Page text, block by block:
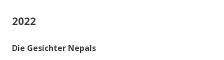
2022
Die Gesichter Nepals